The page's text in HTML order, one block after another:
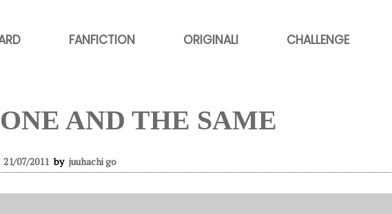
FANFICTION ORIGINALI CHALLENGE
AND THE SAME
21/07/2011 by juuhachi go